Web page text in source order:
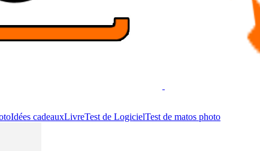
Idées cadeauxLivreTest de LogicielTest de matos photo